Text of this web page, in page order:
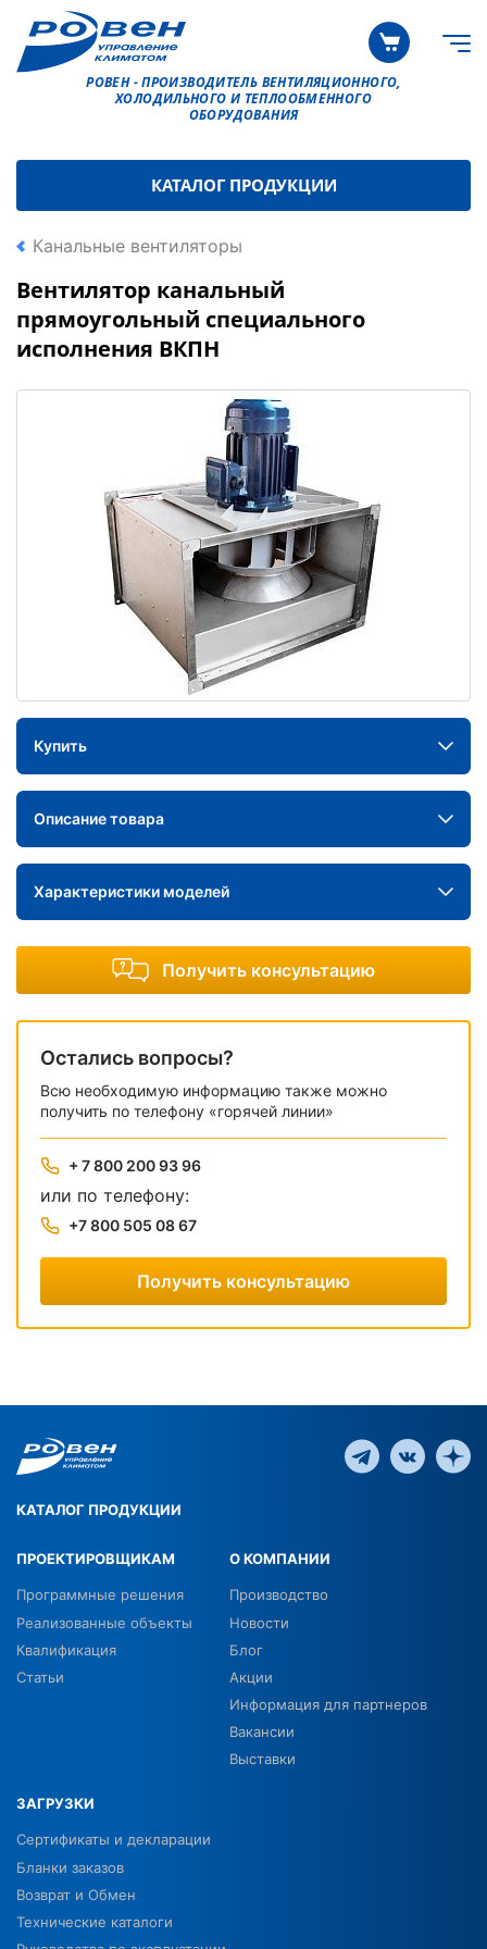
РОВЕН - ПРОИЗВОДИТЕЛЬ ВЕНТИЛЯЦИОННОГО,
ХОЛОДИЛЬНОГО И ТЕПЛООБМЕННОГО
ОБОРУДОВАНИЯ
КАТАЛОГ ПРОДУКЦИИ
Канальные вентиляторы
Вентилятор канальный
прямоугольный специального
исполнения ВКПН
Купить
Описание товара
Характеристики моделей
Получить консультацию
Остались вопросы?
Всю необходимую информацию также можно
получить по телефону «горячей линии»
+ 7 800 200 93 96
или по телефону:
+7 800 505 08 67
Получить консультацию
КАТАЛОГ ПРОДУКЦИИ
ПРОЕКТИРОВЩИКАМ
Программные решения
Реализованные объекты
Квалификация
Статьи
О КОМПАНИИ
Производство
Новости
Блог
Акции
Информация для партнеров
Вакансии
Выставки
ЗАГРУЗКИ
Сертификаты и декларации
Бланки заказов
Возврат и Обмен
Технические каталоги